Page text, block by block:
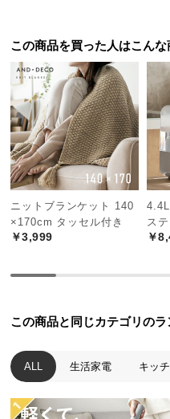
商
の
配
送
に
つ
い
て
小
配
て
この商品を買った人はこん
ニットブランケット 140
×170cm タッセル付き
￥3,999
ス
￥
この商品と同じカテゴリのラ
ALL 生活家電 キッ